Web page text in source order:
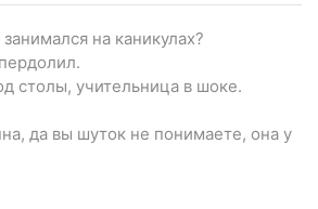
на каникулах?
столы, учительница в шоке.
да вы шуток не понимаете, она у